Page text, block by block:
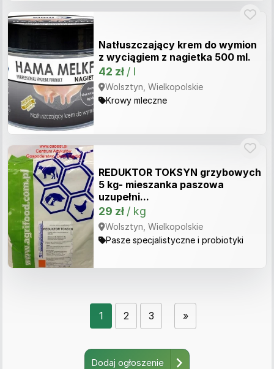
Natłuszczający krem do wymion
z wyciągiem z nagietka 500 ml.
42 zł / l
Wolsztyn, Wielkopolskie
Krowy mleczne
REDUKTOR TOKSYN grzybowych
5 kg- mieszanka paszowa
uzupełni...
29 zł / kg
Wolsztyn, Wielkopolskie
Pasze specjalistyczne i probiotyki
1 2 3 »
Dodaj ogłoszenie